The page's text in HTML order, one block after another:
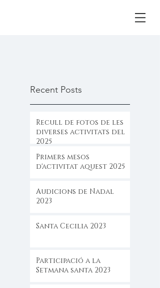
Recent Posts
Recull de fotos de les
diverses activitats del
2025
Primers mesos
d'activitat aquest 2025
Audicions de Nadal
2023
Santa Cecilia 2023
Participació a la
Setmana santa 2023